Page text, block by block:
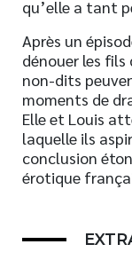
qu’elle a tant
Après un
dénouer les
non-dits
moments de
Elle et Louis
laquelle ils
conclusion
érotique